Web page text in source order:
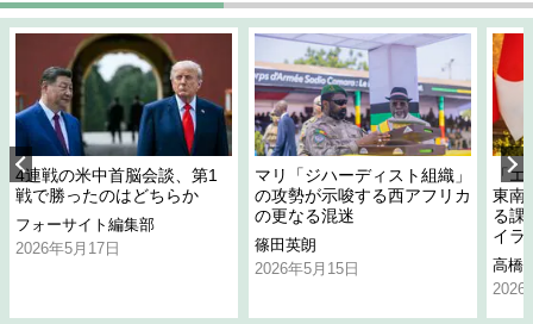
4連戦の米中首脳会談、第1
戦で勝ったのはどちらか
フォーサイト編集部
2026年5月17日
マリ「ジハーディスト組織」
の攻勢が示唆する西アフリカ
の更なる混迷
篠田英朗
2026年5月15日
「
東南
る課
イラ
高橋
2026